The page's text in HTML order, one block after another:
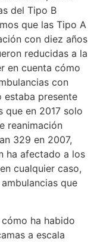
del Tipo B
que las Tipo A
con diez años
reducidas a la
en cuenta cómo
con
estaba presente
que en 2017 solo
reanimación
329 en 2007,
ha afectado a los
cualquier caso,
que
ha habido
a escala